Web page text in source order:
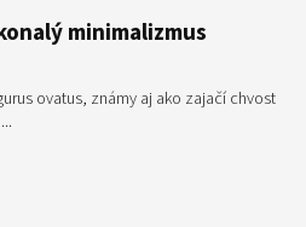
minimalizmus
ovatus, známy aj ako zajačí chvost